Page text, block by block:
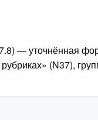
— уточнённая
(N37),